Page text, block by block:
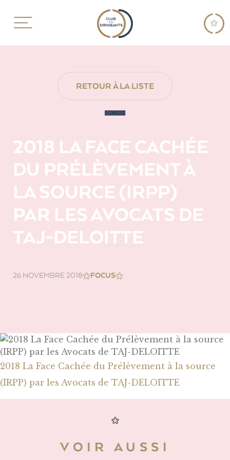
RETOUR À LA LISTE
2018 LA FACE CACHÉE
DU PRÉLÈVEMENT À
LA SOURCE (IRPP)
PAR LES AVOCATS DE
TAJ-DELOITTE
26 NOVEMBRE 2018 FOCUS
2018 La Face Cachée du Prélèvement à la source
(IRPP) par les Avocats de TAJ-DELOITTE
VOIR AUSSI